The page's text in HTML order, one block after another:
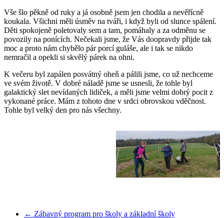
Vše šlo pěkně od ruky a já osobně jsem jen chodila a nevěřícně
koukala. Všichni měli úsměv na tváři, i když byli od slunce spálení.
Děti spokojeně poletovaly sem a tam, pomáhaly a za odměnu se
povozily na ponících. Nečekali jsme, že Vás doopravdy přijde tak
moc a proto nám chybělo pár porcí guláše, ale i tak se nikdo
nemračil a opekli si skvělý párek na ohni.
K večeru byl zapálen posvátný oheň a pálili jsme, co už nechceme
ve svém životě. V dobré náladě jsme se usnesli, že tohle byl
galaktický slet nevídaných lidiček, a měli jsme velmi dobrý pocit z
vykonané práce. Mám z tohoto dne v srdci obrovskou vděčnost.
Tohle byl velký den pro nás všechny.
← Zábavný program pro školy a základní školy